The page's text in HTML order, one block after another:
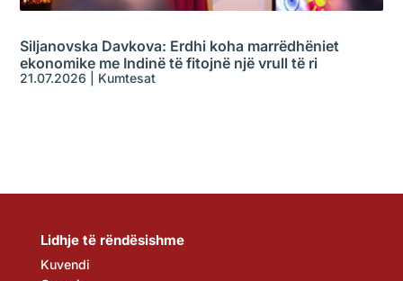
Siljanovska Davkova: Erdhi koha marrëdhëniet
ekonomike me Indinë të fitojnë një vrull të ri
21.07.2026 Kumtesat
Lidhje të rëndësishme
Kuvendi